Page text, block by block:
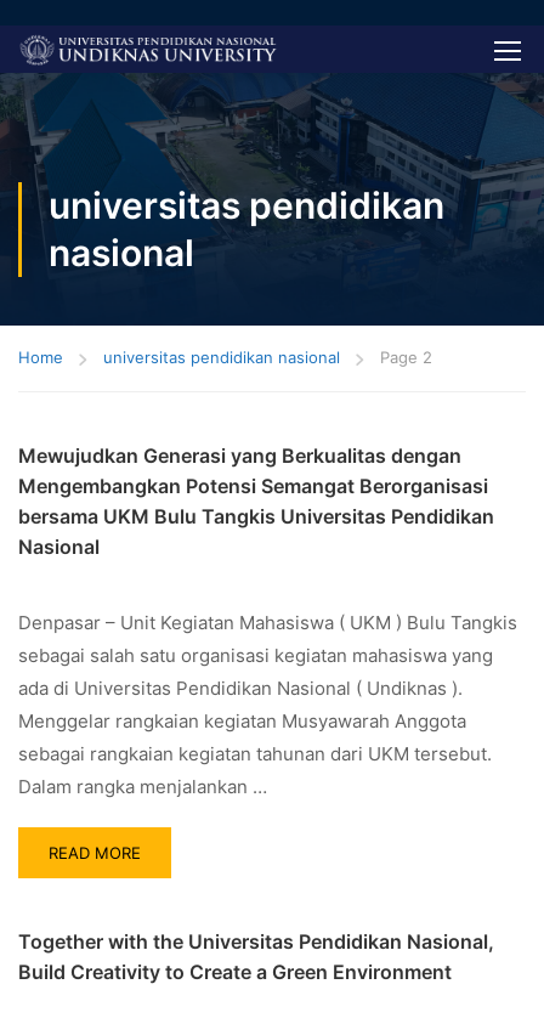
universitas pendidikan
nasional
Home universitas pendidikan nasional Page 2
Mewujudkan Generasi yang Berkualitas dengan
Mengembangkan Potensi Semangat Berorganisasi
bersama UKM Bulu Tangkis Universitas Pendidikan
Nasional
Denpasar – Unit Kegiatan Mahasiswa ( UKM ) Bulu Tangkis
sebagai salah satu organisasi kegiatan mahasiswa yang
ada di Universitas Pendidikan Nasional ( Undiknas ).
Menggelar rangkaian kegiatan Musyawarah Anggota
sebagai rangkaian kegiatan tahunan dari UKM tersebut.
Dalam rangka menjalankan …
READ MORE
Together with the Universitas Pendidikan Nasional,
Build Creativity to Create a Green Environment